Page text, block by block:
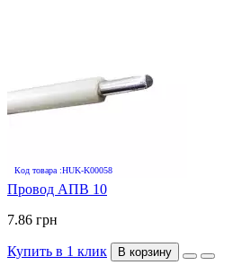
Код товара :HUK-K00058
Провод АПВ 10
7.86 грн
Купить в 1 клик В корзину